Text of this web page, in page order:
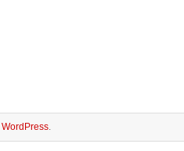
WordPress.